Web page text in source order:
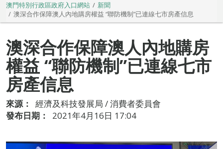
澳門特別行政區政府入口網站
新聞
澳深合作保障澳人內地購房權益 “聯防機制”已連線七市房產信息
澳深合作保障澳人內地購房
權益 “聯防機制”已連線七市
房產信息
來源：
經濟及科技發展局 / 消費者委員會
發布日期：
2021年4月16日 17:04